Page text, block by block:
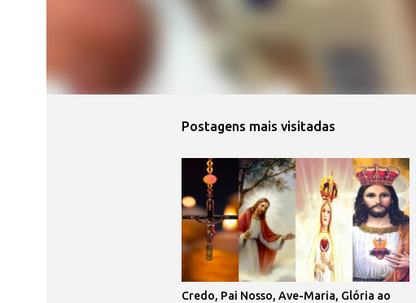
Postagens mais visitadas
Credo, Pai Nosso, Ave-Maria, Glória ao